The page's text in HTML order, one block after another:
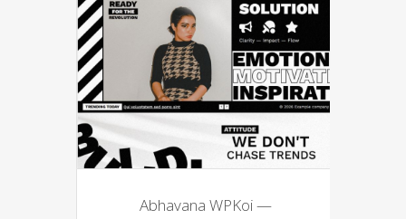
Abhavana WPKoi —